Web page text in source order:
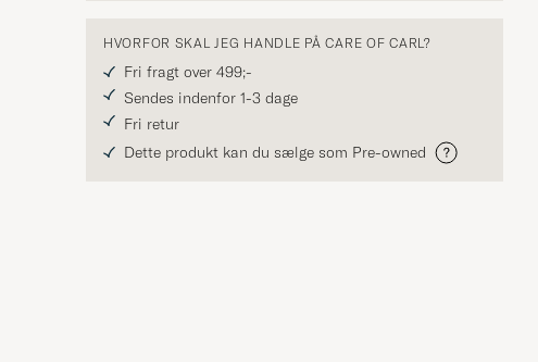
HVORFOR SKAL JEG HANDLE PÅ CARE OF CARL?
Fri fragt over 499;-
Sendes indenfor 1-3 dage
Fri retur
Dette produkt kan du sælge som Pre-owned